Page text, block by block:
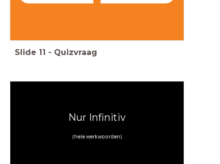
Slide 11 - Quizvraag
Nur Infinitiv
(hele werkwoorden)